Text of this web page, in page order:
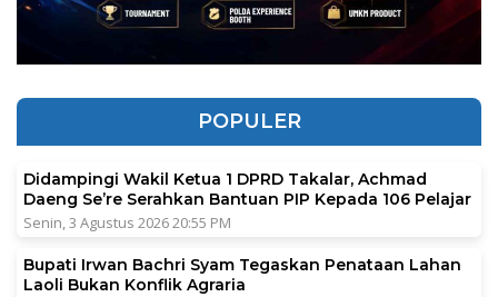
POPULER
Didampingi Wakil Ketua 1 DPRD Takalar, Achmad
Daeng Se’re Serahkan Bantuan PIP Kepada 106 Pelajar
Senin, 3 Agustus 2026 20:55 PM
Bupati Irwan Bachri Syam Tegaskan Penataan Lahan
Laoli Bukan Konflik Agraria